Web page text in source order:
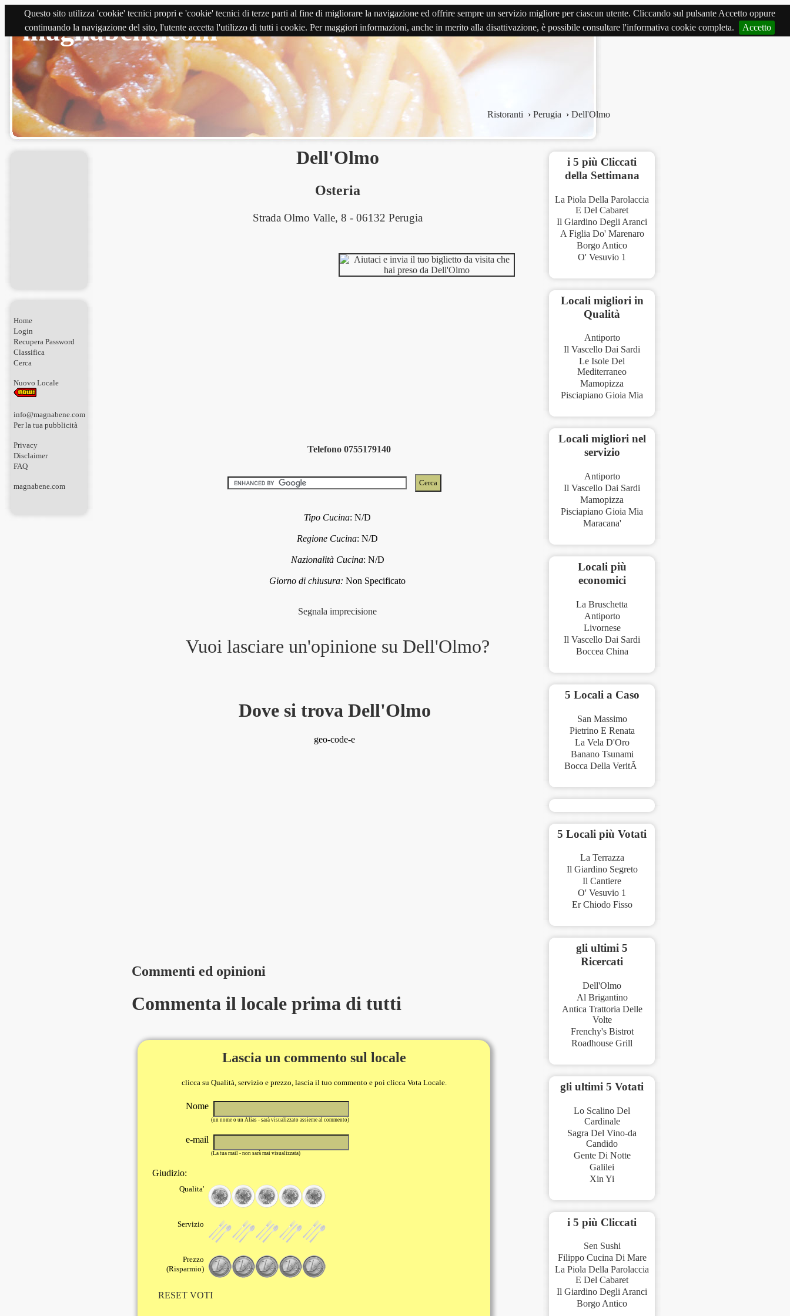
Questo sito utilizza 'cookie' tecnici propri e 'cookie' tecnici di terze parti al fine di migliorare la navigazione ed offrire sempre un servizio migliore per ciascun utente. Cliccando sul pulsante Accetto oppure
continuando la navigazione del sito, l'utente accetta l'utilizzo di tutti i cookie. Per maggiori informazioni, anche in merito alla disattivazione, è possibile consultare l'informativa cookie completa.
Accetto
magnabene.com
Ristoranti › Perugia › Dell'Olmo
Home
Login
Recupera Password
Classifica
Cerca
Nuovo Locale
info@magnabene.com
Per la tua pubblicità
Privacy
Disclaimer
FAQ
magnabene.com
Dell'Olmo
Osteria
Strada Olmo Valle, 8 - 06132 Perugia
Telefono 0755179140
Tipo Cucina:N/D
Regione Cucina:N/D
Nazionalità Cucina: N/D
Giorno di chiusura:Non Specificato
Segnala imprecisione
Vuoi lasciare un'opinione su Dell'Olmo?
Dove si trova Dell'Olmo
geo-code-e
Commenti ed opinioni
Commenta il locale prima di tutti
Lascia un commento sul locale
clicca su Qualità, servizio e prezzo, lascia il tuo commento e poi clicca Vota Locale.
Nome
(un nome o un Alias - sarà visualizzato assieme al commento)
e-mail
(La tua mail - non sarà mai visualizzata)
Giudizio:
Qualita'
Servizio
Prezzo
(Risparmio)
RESET VOTI
i 5 più Cliccati
della Settimana
La Piola Della Parolaccia
E Del Cabaret
Il Giardino Degli Aranci
A Figlia Do' Marenaro
Borgo Antico
O' Vesuvio 1
Locali migliori in
Qualità
Antiporto
Il Vascello Dai Sardi
Le Isole Del
Mediterraneo
Mamopizza
Pisciapiano Gioia Mia
Locali migliori nel
servizio
Antiporto
Il Vascello Dai Sardi
Mamopizza
Pisciapiano Gioia Mia
Maracana'
Locali più
economici
La Bruschetta
Antiporto
Livornese
Il Vascello Dai Sardi
Boccea China
5 Locali a Caso
San Massimo
Pietrino E Renata
La Vela D'Oro
Banano Tsunami
Bocca Della VeritÃ
5 Locali più Votati
La Terrazza
Il Giardino Segreto
Il Cantiere
O' Vesuvio 1
Er Chiodo Fisso
gli ultimi 5
Ricercati
Dell'Olmo
Al Brigantino
Antica Trattoria Delle
Volte
Frenchy's Bistrot
Roadhouse Grill
gli ultimi 5 Votati
Lo Scalino Del
Cardinale
Sagra Del Vino-da
Candido
Gente Di Notte
Galilei
Xin Yi
i 5 più Cliccati
Sen Sushi
Filippo Cucina Di Mare
La Piola Della Parolaccia
E Del Cabaret
Il Giardino Degli Aranci
Borgo Antico